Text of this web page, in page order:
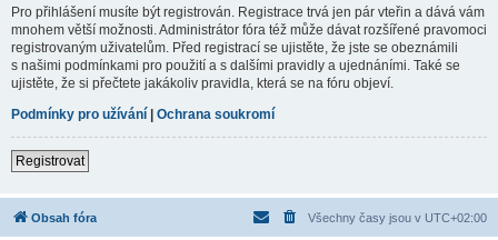
Pro přihlášení musíte být registrován. Registrace trvá jen pár vteřin a dává vám
mnohem větší možnosti. Administrátor fóra též může dávat rozšířené pravomoci
registrovaným uživatelům. Před registrací se ujistěte, že jste se obeznámili
s našimi podmínkami pro použití a s dalšími pravidly a ujednáními. Také se
ujistěte, že si přečtete jakákoliv pravidla, která se na fóru objeví.
Podmínky pro užívání | Ochrana soukromí
Registrovat
Obsah fóra Všechny časy jsou v UTC+02:00